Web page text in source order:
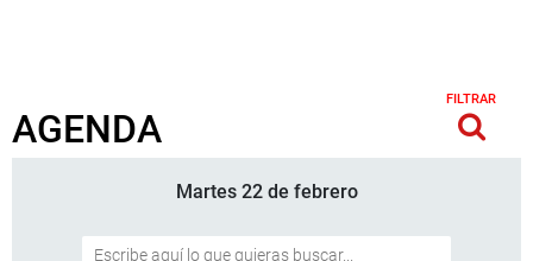
AGENDA
FILTRAR
Martes 22 de febrero